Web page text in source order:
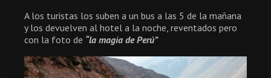
A los turistas los suben a un bus a las 5 de la mañana
y los devuelven al hotel a la noche, reventados pero
con la foto de “la magia de Perú”